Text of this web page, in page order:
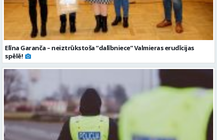
Elīna Garanča – neiztrūkstoša “dalībniece” Valmieras erudīcijas
spēlē!